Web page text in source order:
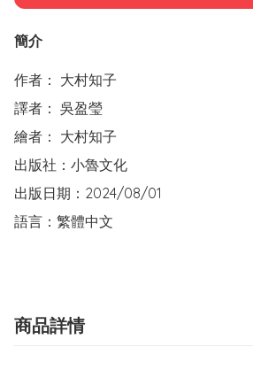
簡介
作者： 大村知子
譯者： 吳盈瑩
繪者： 大村知子
出版社：小魯文化
出版日期：2024/08/01
語言：繁體中文
商品詳情